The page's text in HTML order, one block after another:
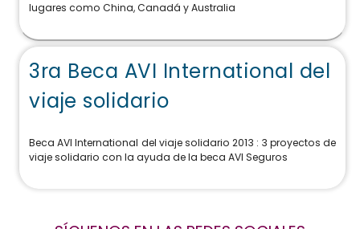
lugares como China, Canadá y Australia
3ra Beca AVI International del
viaje solidario
Beca AVI International del viaje solidario 2013 : 3 proyectos de
viaje solidario con la ayuda de la beca AVI Seguros